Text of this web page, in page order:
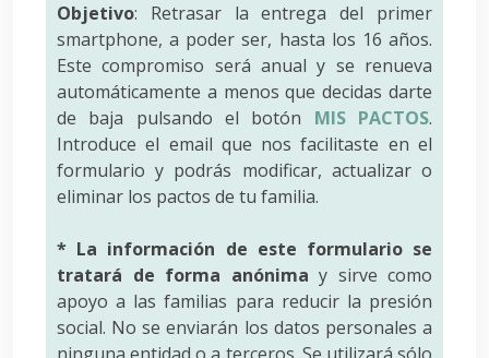
Objetivo: Retrasar la entrega del primer
smartphone, a poder ser, hasta los 16 años.
Este compromiso será anual y se renueva
automáticamente a menos que decidas darte
de baja pulsando el botón MIS PACTOS.
Introduce el email que nos facilitaste en el
formulario y podrás modificar, actualizar o
eliminar los pactos de tu familia.
* La información de este formulario se
tratará de forma anónima y sirve como
apoyo a las familias para reducir la presión
social. No se enviarán los datos personales a